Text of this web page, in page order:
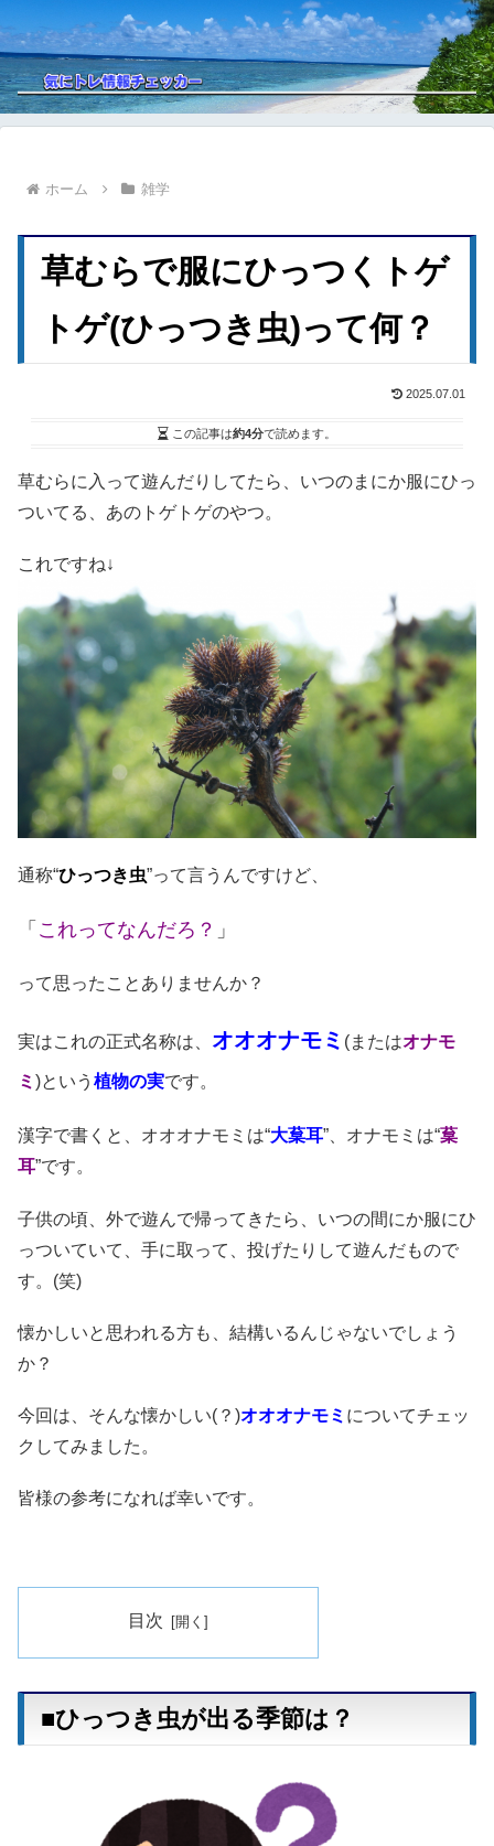
ホーム 雑学
草むらで服にひっつくトゲ
トゲ(ひっつき虫)って何？
2025.07.01
この記事は約4分で読めます。
草むらに入って遊んだりしてたら、いつのまにか服にひっ
ついてる、あのトゲトゲのやつ。
これですね↓
通称“ひっつき虫”って言うんですけど、
「 これってなんだろ？ 」
って思ったことありませんか？
実はこれの正式名称は、 オオオナモミ (またはオナモ
ミ )という 植物の実です。
漢字で書くと、オオオナモミは“大葈耳”、オナモミは“葈
耳”です。
子供の頃、外で遊んで帰ってきたら、いつの間にか服にひ
っついていて、手に取って、投げたりして遊んだもので
す。(笑)
懐かしいと思われる方も、結構いるんじゃないでしょう
か？
今回は、そんな懐かしい(？)オオオナモミ についてチェッ
クしてみました。
皆様の参考になれば幸いです。
目次
■ひっつき虫が出る季節は？